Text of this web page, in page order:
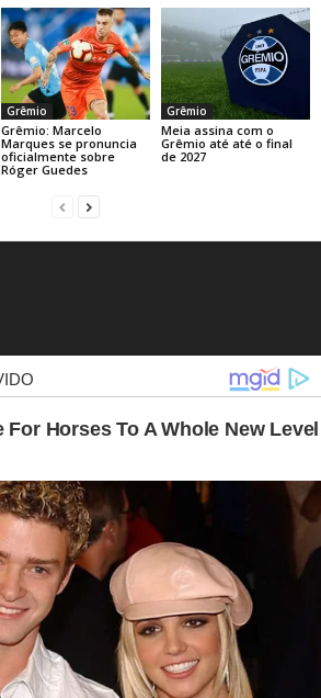
Grêmio
Grêmio: Marcelo
Marques se pronuncia
oficialmente sobre
Róger Guedes
Grêmio
Meia assina com o
Grêmio até até o final
de 2027